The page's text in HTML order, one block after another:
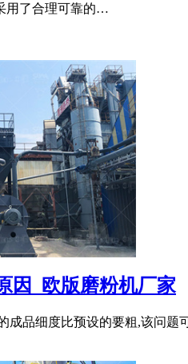
用了合理可靠的…
因_欧版磨粉机厂家
成品细度比预设的要粗,该问